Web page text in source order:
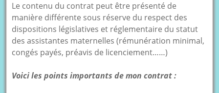
Le contenu du contrat peut être présenté de
manière différente sous réserve du respect des
dispositions législatives et réglementaire du statut
des assistantes maternelles (rémunération minimal,
congés payés, préavis de licenciement……)
Voici les points importants de mon contrat :